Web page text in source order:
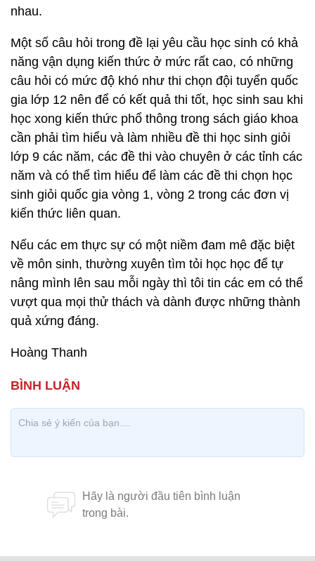
nhau.
Một số câu hỏi trong đề lại yêu cầu học sinh có khả
năng vận dụng kiến thức ở mức rất cao, có những
câu hỏi có mức độ khó như thi chọn đội tuyển quốc
gia lớp 12 nên để có kết quả thi tốt, học sinh sau khi
học xong kiến thức phổ thông trong sách giáo khoa
cần phải tìm hiểu và làm nhiều đề thi học sinh giỏi
lớp 9 các năm, các đề thi vào chuyên ở các tỉnh các
năm và có thể tìm hiểu để làm các đề thi chọn học
sinh giỏi quốc gia vòng 1, vòng 2 trong các đơn vị
kiến thức liên quan.
Nếu các em thực sự có một niềm đam mê đặc biệt
về môn sinh, thường xuyên tìm tỏi học học để tự
nâng mình lên sau mỗi ngày thì tôi tin các em có thể
vượt qua mọi thử thách và dành được những thành
quả xứng đáng.
Hoàng Thanh